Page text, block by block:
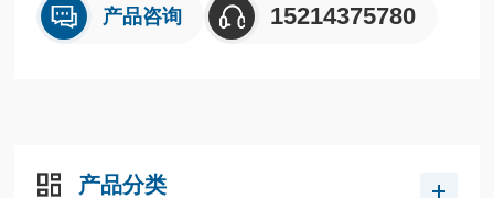
产品咨询 15214375780
产品分类